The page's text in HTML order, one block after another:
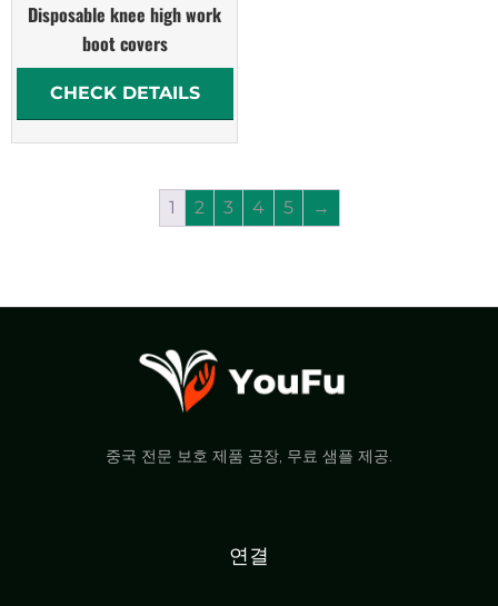
Disposable knee high work
boot covers
CHECK DETAILS
1 2 3 4 5 →
중국 전문 보호 제품 공장, 무료 샘플 제공.
연결